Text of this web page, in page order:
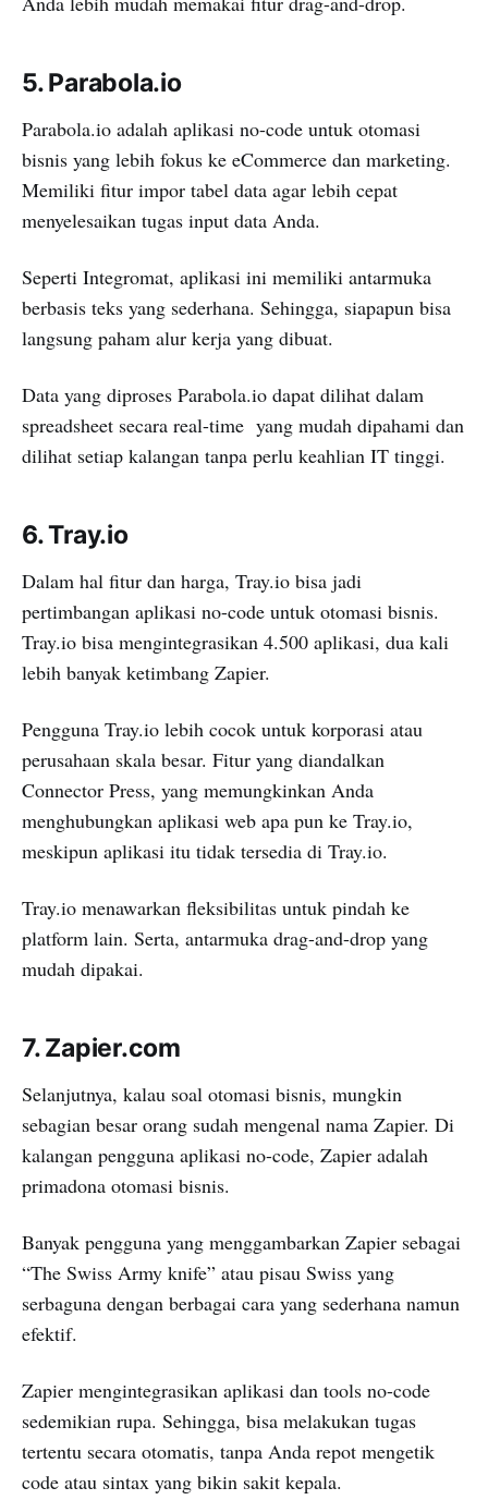
5. Parabola.io
Parabola.io adalah aplikasi no-code untuk otomasi
bisnis yang lebih fokus ke eCommerce dan marketing.
Memiliki fitur impor tabel data agar lebih cepat
menyelesaikan tugas input data Anda.
Seperti Integromat, aplikasi ini memiliki antarmuka
berbasis teks yang sederhana. Sehingga, siapapun bisa
langsung paham alur kerja yang dibuat.
Data yang diproses Parabola.io dapat dilihat dalam
spreadsheet secara real-time yang mudah dipahami dan
dilihat setiap kalangan tanpa perlu keahlian IT tinggi.
6. Tray.io
Dalam hal fitur dan harga, Tray.io bisa jadi
pertimbangan aplikasi no-code untuk otomasi bisnis.
Tray.io bisa mengintegrasikan 4.500 aplikasi, dua kali
lebih banyak ketimbang Zapier.
Pengguna Tray.io lebih cocok untuk korporasi atau
perusahaan skala besar. Fitur yang diandalkan
Connector Press, yang memungkinkan Anda
menghubungkan aplikasi web apa pun ke Tray.io,
meskipun aplikasi itu tidak tersedia di Tray.io.
Tray.io menawarkan fleksibilitas untuk pindah ke
platform lain. Serta, antarmuka drag-and-drop yang
mudah dipakai.
7. Zapier.com
Selanjutnya, kalau soal otomasi bisnis, mungkin
sebagian besar orang sudah mengenal nama Zapier. Di
kalangan pengguna aplikasi no-code, Zapier adalah
primadona otomasi bisnis.
Banyak pengguna yang menggambarkan Zapier sebagai
“The Swiss Army knife” atau pisau Swiss yang
serbaguna dengan berbagai cara yang sederhana namun
efektif.
Zapier mengintegrasikan aplikasi dan tools no-code
sedemikian rupa. Sehingga, bisa melakukan tugas
tertentu secara otomatis, tanpa Anda repot mengetik
code atau sintax yang bikin sakit kepala.